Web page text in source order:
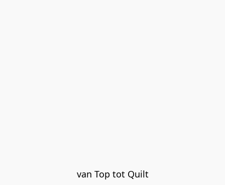
van Top tot Quilt